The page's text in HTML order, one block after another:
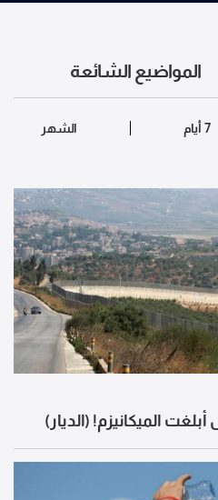
المواضيع الشائعة
الميكانيزم! (الديار)